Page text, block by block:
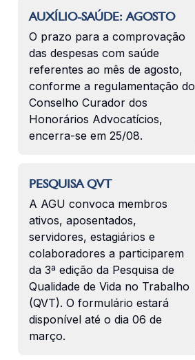
AUXÍLIO-SAÚDE: AGOSTO
O prazo para a comprovação
das despesas com saúde
referentes ao mês de agosto,
conforme a regulamentação do
Conselho Curador dos
Honorários Advocatícios,
encerra-se em 25/08.
PESQUISA QVT
A AGU convoca membros
ativos, aposentados,
servidores, estagiários e
colaboradores a participarem
da 3ª edição da Pesquisa de
Qualidade de Vida no Trabalho
(QVT). O formulário estará
disponível até o dia 06 de
março.